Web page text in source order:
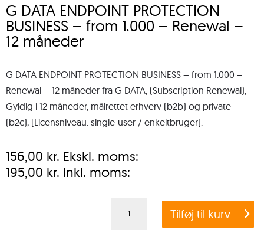
G DATA ENDPOINT PROTECTION
BUSINESS – from 1.000 – Renewal –
12 måneder
G DATA ENDPOINT PROTECTION BUSINESS – from 1.000 –
Renewal – 12 måneder fra G DATA, (Subscription Renewal),
Gyldig i 12 måneder, målrettet erhverv (b2b) og private
(b2c), [Licensniveau: single-user / enkeltbruger].
156,00 kr. Ekskl. moms:
195,00 kr. Inkl. moms:
Tilføj til kurv